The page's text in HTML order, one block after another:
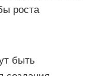
роста
быть